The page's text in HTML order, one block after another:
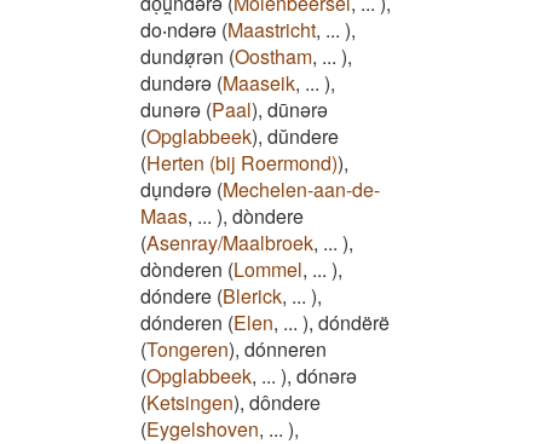
do‧ndərə (Maastricht, ... ),
dundøͅrən (Oostham, ... ),
dundərə (Maaseik, ... ),
dunərə (Paal), dūnərə
(Opglabbeek), dŭndere
(Herten (bij Roermond)),
du̞ndərə (Mechelen-aan-de-
Maas, ... ), dòndere
(Asenray/Maalbroek, ... ),
dònderen (Lommel, ... ),
dóndere (Blerick, ... ),
dónderen (Elen, ... ), dóndërë
(Tongeren), dónneren
(Opglabbeek, ... ), dónərə
(Ketsingen), dôndere
(Eygelshoven, ... ),